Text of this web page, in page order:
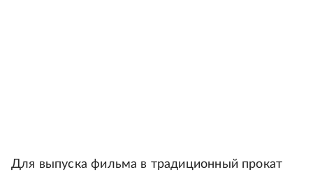
Для выпуска фильма в традиционный прокат